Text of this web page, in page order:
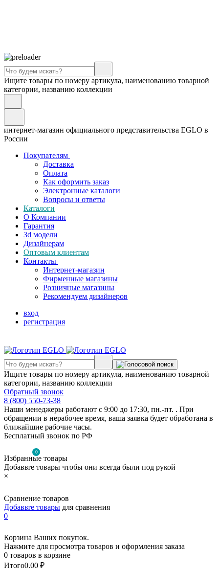
Ищите товары по номеру артикула, наименованию товарной
категории, названию коллекции
интернет-магазин официального представительства EGLO в
России
Покупателям
Доставка
Оплата
Как оформить заказ
Электронные каталоги
Вопросы и ответы
Каталоги
О Компании
Гарантия
3d модели
Дизайнерам
Оптовым клиентам
Контакты
Интернет-магазин
Фирменные магазины
Розничные магазины
Рекомендуем дизайнеров
вход
регистрация
Ищите товары по номеру артикула, наименованию товарной
категории, названию коллекции
Обратный звонок
8 (800) 550-73-38
Наши менеджеры работают с 9:00 до 17:30, пн.-пт. . При
обращении в нерабочее время, ваша заявка будет обработана в
ближайшие рабочие часы.
Бесплатный звонок по РФ
0
Избранные товары
Добавьте товары чтобы они всегда были под рукой
×
Сравнение товаров
Добавьте товары для сравнения
0
Корзина Ваших покупок.
Нажмите для просмотра товаров и оформления заказа
0 товаров в корзине
Итого0.00 ₽